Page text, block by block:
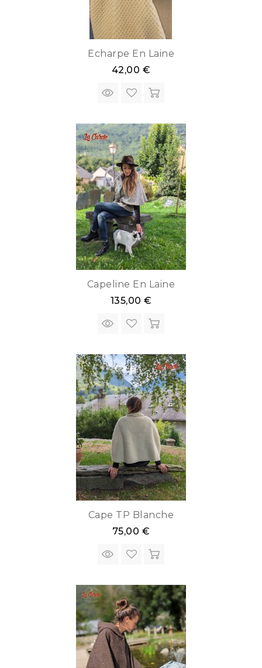
Echarpe En Laine
42,00 €
Capeline En Laine
135,00 €
Cape TP Blanche
75,00 €